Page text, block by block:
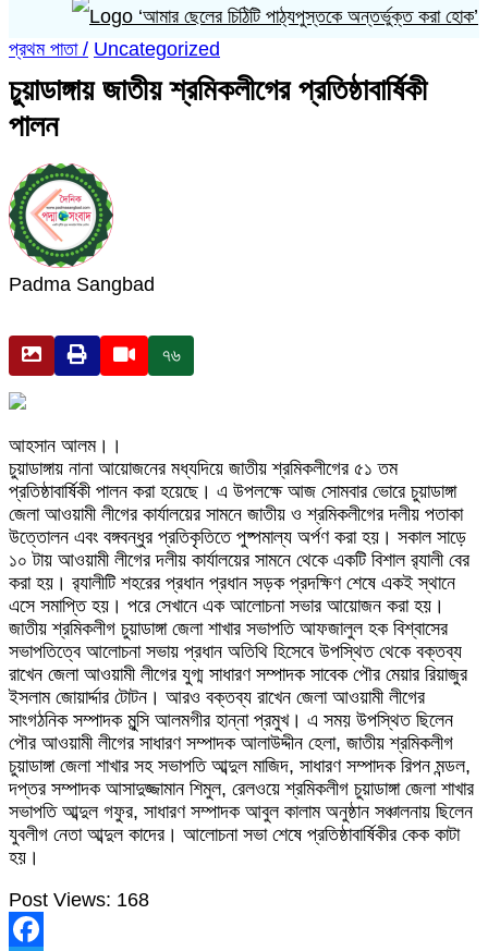
‘আমার ছেলের চিঠিটি পাঠ্যপুস্তকে অন্তর্ভুক্ত করা হোক’
প্রথম পাতা / Uncategorized
চুয়াডাঙ্গায় জাতীয় শ্রমিকলীগের প্রতিষ্ঠাবার্ষিকী
পালন
Padma Sangbad
৭৬
আহসান আলম।।
চুয়াডাঙ্গায় নানা আয়োজনের মধ্যদিয়ে জাতীয় শ্রমিকলীগের ৫১ তম
প্রতিষ্ঠাবার্ষিকী পালন করা হয়েছে। এ উপলক্ষে আজ সোমবার ভোরে চুয়াডাঙ্গা
জেলা আওয়ামী লীগের কার্যালয়ের সামনে জাতীয় ও শ্রমিকলীগের দলীয় পতাকা
উত্তোলন এবং বঙ্গবন্ধুর প্রতিকৃতিতে পুষ্পমাল্য অর্পণ করা হয়। সকাল সাড়ে
১০ টায় আওয়ামী লীগের দলীয় কার্যালয়ের সামনে থেকে একটি বিশাল র‍্যালী বের
করা হয়। র‍্যালীটি শহরের প্রধান প্রধান সড়ক প্রদক্ষিণ শেষে একই স্থানে
এসে সমাপ্তি হয়। পরে সেখানে এক আলোচনা সভার আয়োজন করা হয়।
জাতীয় শ্রমিকলীগ চুয়াডাঙ্গা জেলা শাখার সভাপতি আফজালুল হক বিশ্বাসের
সভাপতিত্বে আলোচনা সভায় প্রধান অতিথি হিসেবে উপস্থিত থেকে বক্তব্য
রাখেন জেলা আওয়ামী লীগের যুগ্ম সাধারণ সম্পাদক সাবেক পৌর মেয়ার রিয়াজুর
ইসলাম জোয়ার্দ্দার টোটন। আরও বক্তব্য রাখেন জেলা আওয়ামী লীগের
সাংগঠনিক সম্পাদক মুন্সি আলমগীর হান্না প্রমুখ। এ সময় উপস্থিত ছিলেন
পৌর আওয়ামী লীগের সাধারণ সম্পাদক আলাউদ্দীন হেলা, জাতীয় শ্রমিকলীগ
চুয়াডাঙ্গা জেলা শাখার সহ সভাপতি আব্দুল মাজিদ, সাধারণ সম্পাদক রিপন মন্ডল,
দপ্তর সম্পাদক আসাদুজ্জামান শিমুল, রেলওয়ে শ্রমিকলীগ চুয়াডাঙ্গা জেলা শাখার
সভাপতি আব্দুল গফুর, সাধারণ সম্পাদক আবুল কালাম অনুষ্ঠান সঞ্চালনায় ছিলেন
যুবলীগ নেতা আব্দুল কাদের। আলোচনা সভা শেষে প্রতিষ্ঠাবার্ষিকীর কেক কাটা
হয়।
Post Views: 168